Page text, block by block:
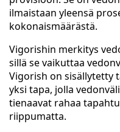
ilmaistaan yleensä
kokonaismäärästä.
Vigorishin merkitys
sillä se vaikuttaa
Vigorish on sisällytetty
yksi tapa, jolla
tienaavat rahaa
riippumatta.